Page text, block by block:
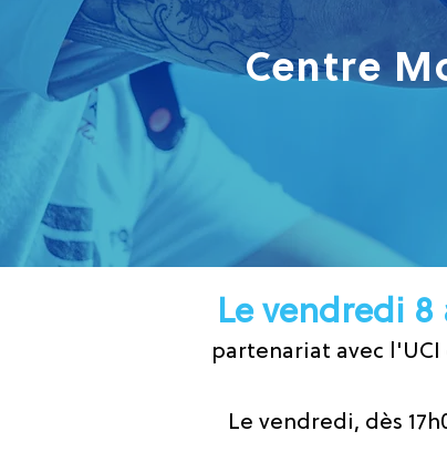
Centre
Le vendredi 8
partenariat avec
Le vendredi, dès